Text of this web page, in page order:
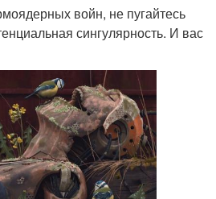
войн, не пугайтесь
сингулярность. И вас